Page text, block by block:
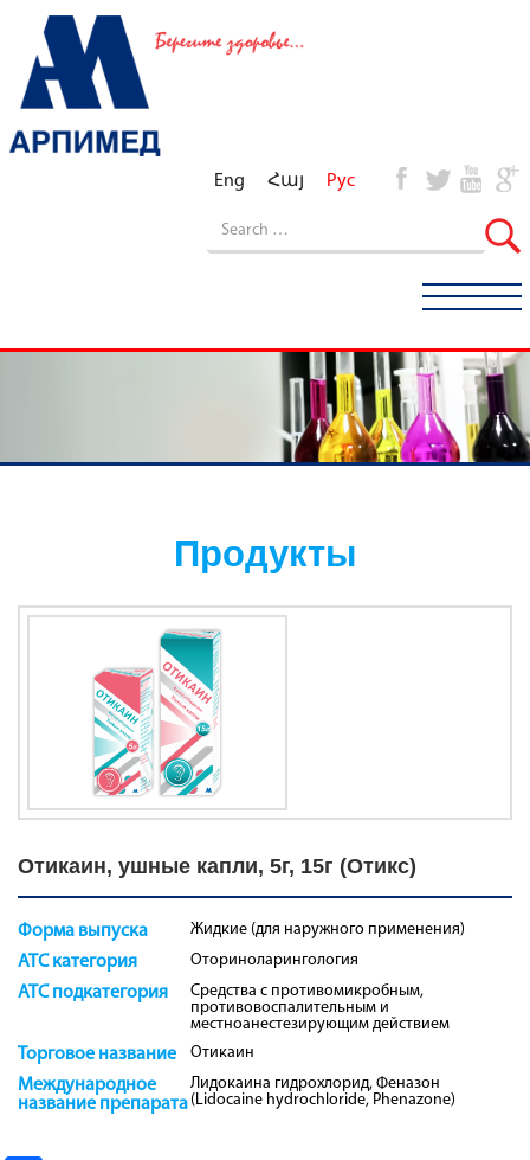
Eng Հայ Рус
Продукты
Отикаин, ушные капли, 5г, 15г (Отикс)
Форма выпуска Жидкие (для наружного применения)
ATC категория Оториноларингология
ATC подкатегория
Средства с противомикробным,
противовоспалительным и
местноанестезирующим действием
Торговое название Отикаин
Международное
название препарата
Лидокаина гидрохлорид, Феназон
(Lidocaine hydrochloride, Phenazone)